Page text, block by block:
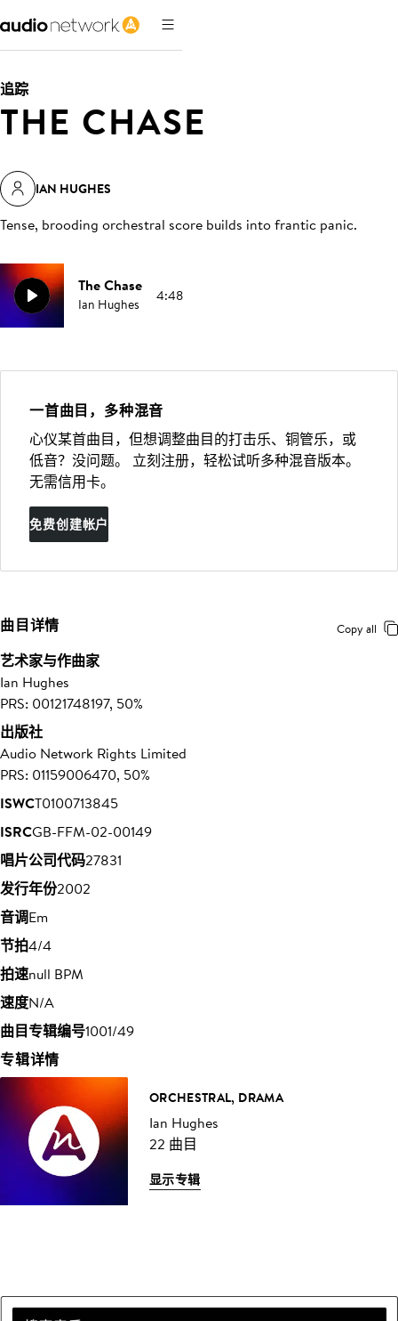
追踪
THE CHASE
IAN HUGHES
Tense, brooding orchestral score builds into frantic panic.
The Chase
Ian Hughes 4:48
一首曲目，多种混音
心仪某首曲目，但想调整曲目的打击乐、铜管乐，或
低音？没问题。 立刻注册，轻松试听多种混音版本。
无需信用卡。
免费创建帐户
曲目详情 Copy all
艺术家与作曲家
Ian Hughes
PRS: 00121748197, 50%
出版社
Audio Network Rights Limited
PRS: 01159006470, 50%
ISWCT0100713845
ISRCGB-FFM-02-00149
唱片公司代码27831
发行年份2002
音调Em
节拍4/4
拍速null BPM
速度N/A
曲目专辑编号1001/49
专辑详情
ORCHESTRAL, DRAMA
Ian Hughes
22 曲目
显示专辑